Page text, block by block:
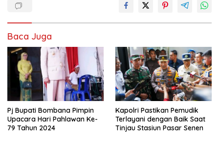
Baca Juga
Pj Bupati Bombana Pimpin
Upacara Hari Pahlawan Ke-
79 Tahun 2024
Kapolri Pastikan Pemudik
Terlayani dengan Baik Saat
Tinjau Stasiun Pasar Senen